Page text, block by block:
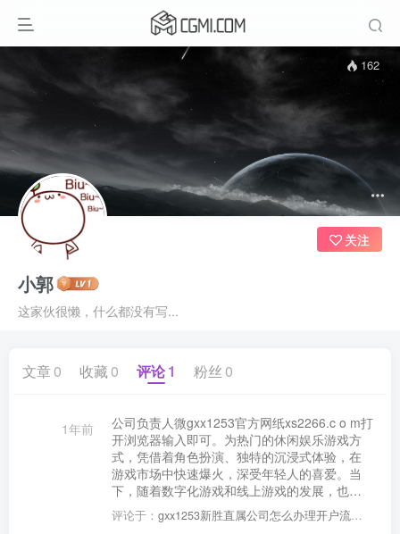
162
小郭
这家伙很懒，什么都没有写...
关注
文章0 收藏 0 评论1 粉丝 0
1年前
公司负责人微gxx1253官方网纸xs2266.c o m打
开浏览器输入即可。为热门的休闲娱乐游戏方
式，凭借着角色扮演、独特的沉浸式体验，在
游戏市场中快速爆火，深受年轻人的喜爱。当
下，随着数字化游戏和线上游戏的发展，也推
动了剧本的的多元化发展，线上逐渐成为了年
轻人的主要选择！同时，线上的出现也为逐渐
评论于： gxx1253新胜直属公司怎么办理开户流程步骤如下